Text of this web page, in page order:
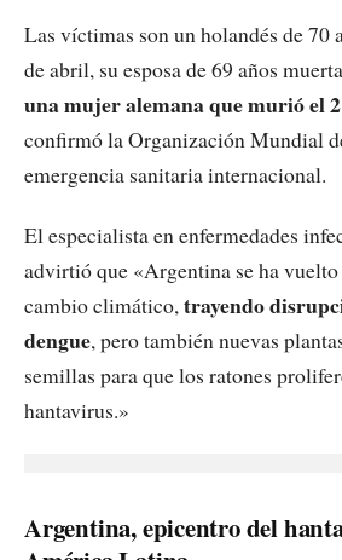
Las víctimas son un holandés de 70
de abril, su esposa de 69 años
una mujer alemana que murió el
confirmó la Organización Mundial
emergencia sanitaria internacional.
El especialista en enfermedades
advirtió que «Argentina se ha
cambio climático,trayendo
dengue, pero también nuevas
semillas para que los ratones
hantavirus.»
Argentina, epicentro del